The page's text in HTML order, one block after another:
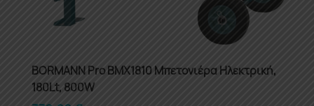
BORMANN Pro BMX1810 Μπετονιέρα Ηλεκτρική,
180Lt, 800W